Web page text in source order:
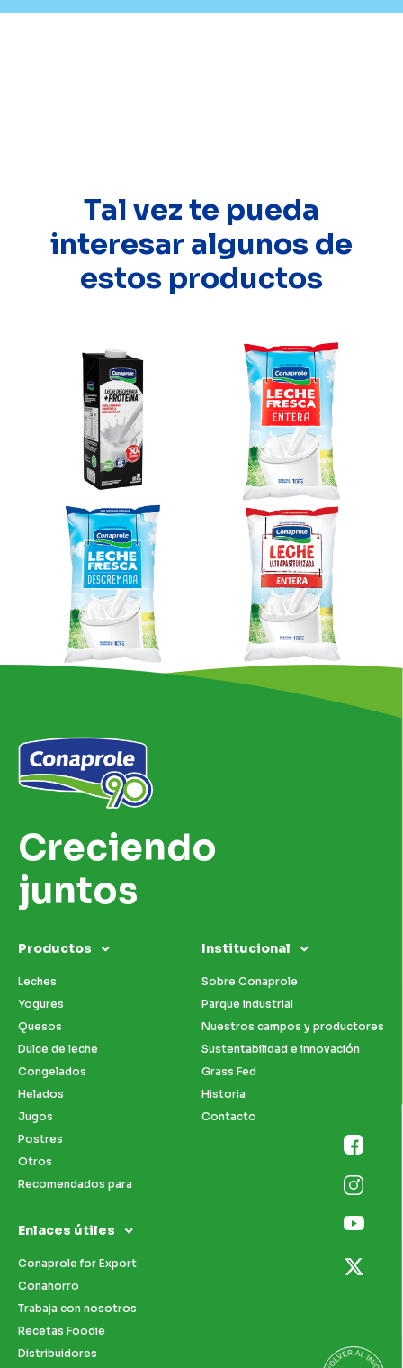
Tal vez te pueda
interesar algunos de
estos productos
Creciendo
juntos
Productos
Leches
Yogures
Quesos
Dulce de leche
Congelados
Helados
Jugos
Postres
Otros
Recomendados para
Institucional
Sobre Conaprole
Parque industrial
Nuestros campos y productores
Sustentabilidad e innovación
Grass Fed
Historia
Contacto
Enlaces útiles
Conaprole for Export
Conahorro
Trabaja con nosotros
Recetas Foodie
Distribuidores